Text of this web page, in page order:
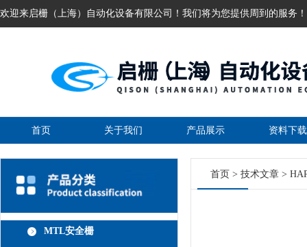
欢迎来启栅（上海）自动化设备有限公司！我们将为您提供周到的服务！
首页 关于我们 产品展示 资料下载
MTL安全栅
首页 > 技术文章 >